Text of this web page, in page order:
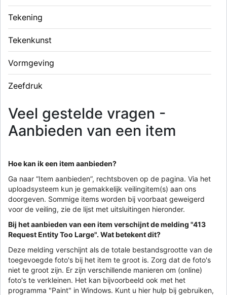
Tekening
Tekenkunst
Vormgeving
Zeefdruk
Veel gestelde vragen -
Aanbieden van een item
Hoe kan ik een item aanbieden?
Ga naar “Item aanbieden”, rechtsboven op de pagina. Via het
uploadsysteem kun je gemakkelijk veilingitem(s) aan ons
doorgeven. Sommige items worden bij voorbaat geweigerd
voor de veiling, zie de lijst met uitsluitingen hieronder.
Bij het aanbieden van een item verschijnt de melding "413
Request Entity Too Large". Wat betekent dit?
Deze melding verschijnt als de totale bestandsgrootte van de
toegevoegde foto's bij het item te groot is. Zorg dat de foto's
niet te groot zijn. Er zijn verschillende manieren om (online)
foto's te verkleinen. Het kan bijvoorbeeld ook met het
programma "Paint" in Windows. Kunt u hier hulp bij gebruiken,